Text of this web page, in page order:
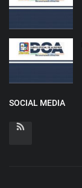
SOCIAL MEDIA